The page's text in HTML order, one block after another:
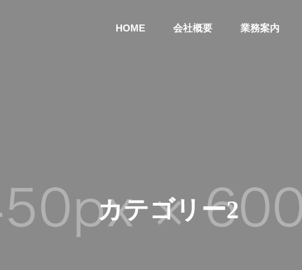
HOME 会社概要 業務案内
カテゴリー2